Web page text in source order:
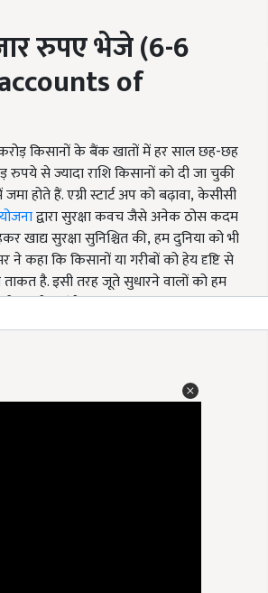
रुपएभेजे (6-6
of
किसानों के बैंक खातों में हर साल छह-छह
से ज्यादा राशि किसानों को दी जा चुकी
होते हैं. एग्री स्टार्ट अप को बढ़ावा, केसीसी
द्वारा सुरक्षा कवच जैसे अनेक ठोस कदम
खाद्य सुरक्षा सुनिश्चित की, हम दुनिया को भी
ने कहा कि किसानों या गरीबों को हेय दृष्टि से
है. इसी तरह जूते सुधारने वालों को हम
सामने आएंगे.